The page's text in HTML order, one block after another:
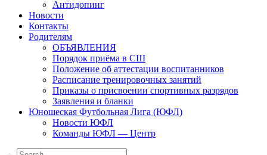
Антидопинг
Новости
Контакты
Родителям
ОБЪЯВЛЕНИЯ
Порядок приёма в СШ
Положение об аттестации воспитанников
Расписание тренировочных занятий
Приказы о присвоении спортивных разрядов
Заявления и бланки
Юношеская Футбольная Лига (ЮФЛ)
Новости ЮФЛ
Команды ЮФЛ — Центр